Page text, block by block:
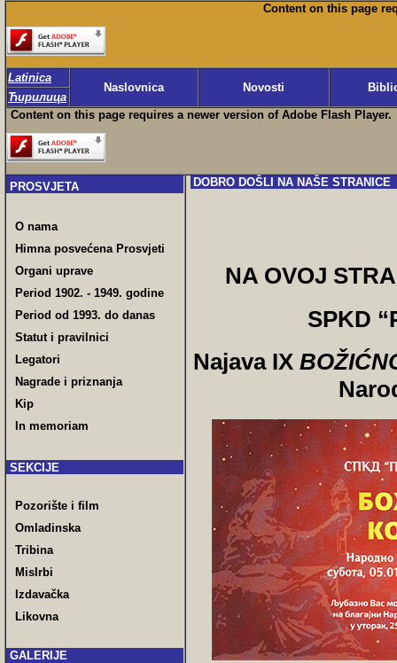
Content on this page
Latinica
Naslovnica Novosti
Ћирилица
Content on this page requires a newer version of Adobe Flash Player.
PROSVJETA
O nama
Himna posvećena Prosvjeti
Organi uprave
Period 1902. - 1949. godine
Period od 1993. do danas
Statut i pravilnici
Legatori
Nagrade i priznanja
Kip
In memoriam
SEKCIJE
Pozorište i film
Omladinska
Tribina
MisIrbi
Izdavačka
Likovna
GALERIJE
DOBRO DOŠLI NA NAŠE STRANICE
NA OVOJ
SPKD
Najava IX